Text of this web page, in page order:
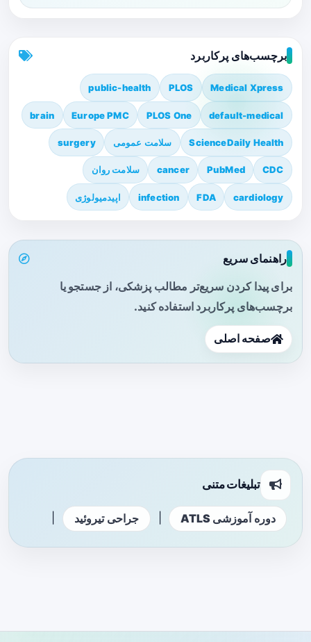
برچسب‌های پرکاربرد
Medical Xpress
PLOS
public-health
default-medical
PLOS One
Europe PMC
brain
ScienceDaily Health سلامت عمومی surgery
CDC
PubMed
cancer سلامت روان
cardiology
FDA
infection اپیدمیولوژی
راهنمای سریع
برای پیدا کردن سریع‌تر مطالب پزشکی، از جستجو یا
برچسب‌های پرکاربرد استفاده کنید.
صفحه اصلی
تبلیغات متنی
دوره آموزشی ATLS جراحی تیروئید